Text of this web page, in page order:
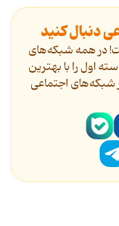
دنبال کنید
در همه شبکه‌های
اول را با بهترین
شبکه‌های اجتماعی